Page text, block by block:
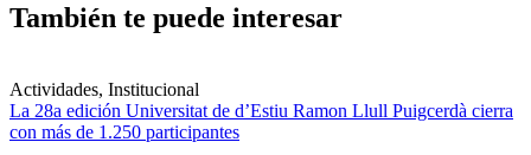
También te puede interesar
Actividades, Institucional
La 28a edición Universitat de d’Estiu Ramon Llull Puigcerdà cierra
con más de 1.250 participantes